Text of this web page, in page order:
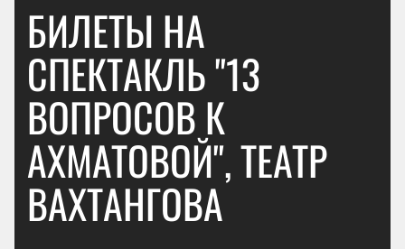
БИЛЕТЫ НА
СПЕКТАКЛЬ "13
ВОПРОСОВ К
АХМАТОВОЙ", ТЕАТР
ВАХТАНГОВА